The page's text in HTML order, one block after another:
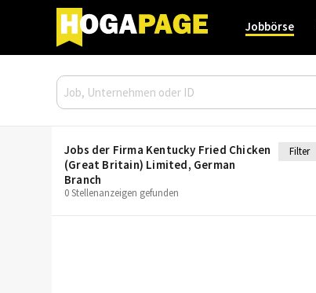
Jobbörse
Jobs der Firma Kentucky Fried Chicken
(Great Britain) Limited, German
Branch
Filter
0 Stellenanzeigen gefunden